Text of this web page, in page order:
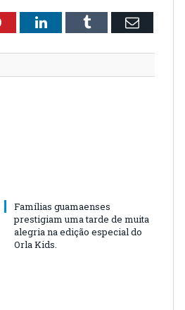
PinterestLinkedInTumblr Email
Famílias guamaenses
prestigiam uma tarde de muita
alegria na edição especial do
Orla Kids.